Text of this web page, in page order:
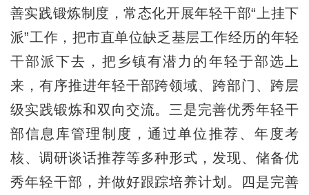
善实践锻炼制度，常态化开展年轻干部“上挂下
派”工作，把市直单位缺乏基层工作经历的年轻
干部派下去，把乡镇有潜力的年轻于部选上
来，有序推进年轻干部跨领域、跨部门、跨层
级实践锻炼和双向交流。三是完善优秀年轻干
部信息库管理制度，通过单位推荐、年度考
核、调研谈话推荐等多种形式，发现、储备优
秀年轻干部，并做好跟踪培养计划。四是完善